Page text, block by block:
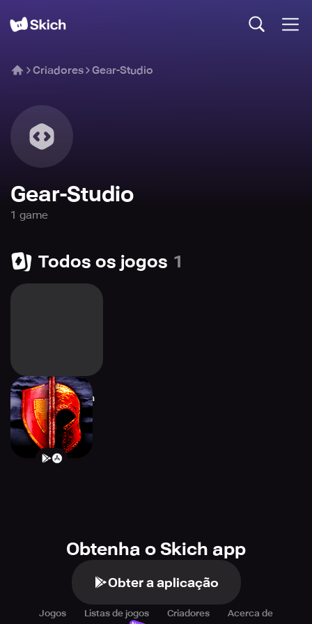
Criadores Gear-Studio
Gear-Studio
1 game
Todos os jogos 1
Almora Darkosen
RPG
Obtenha o Skich app
Obter a aplicação
Jogos Listas de jogos Criadores Acerca de